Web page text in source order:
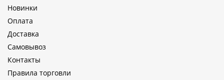
Новинки
Оплата
Доставка
Самовывоз
Контакты
Правила торговли